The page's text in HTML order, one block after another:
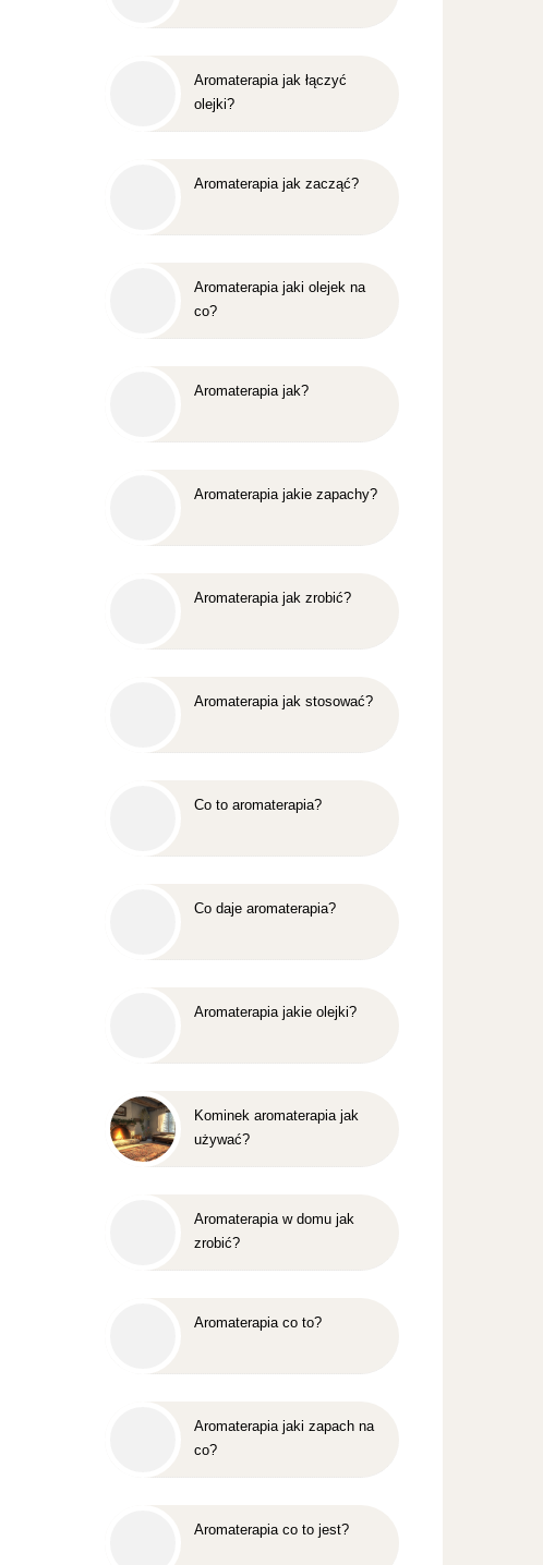
Aromaterapia jak łączyć
olejki?
Aromaterapia jak zacząć?
Aromaterapia jaki olejek na
co?
Aromaterapia jak?
Aromaterapia jakie zapachy?
Aromaterapia jak zrobić?
Aromaterapia jak stosować?
Co to aromaterapia?
Co daje aromaterapia?
Aromaterapia jakie olejki?
Kominek aromaterapia jak
używać?
Aromaterapia w domu jak
zrobić?
Aromaterapia co to?
Aromaterapia jaki zapach na
co?
Aromaterapia co to jest?